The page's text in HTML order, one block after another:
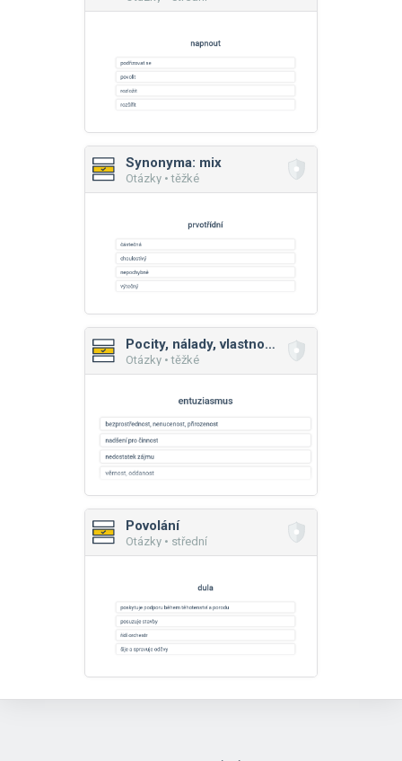
Synonyma: mix
Otázky • těžké
Pocity, nálady, vlastnosti
Otázky • těžké
Povolání
Otázky • střední